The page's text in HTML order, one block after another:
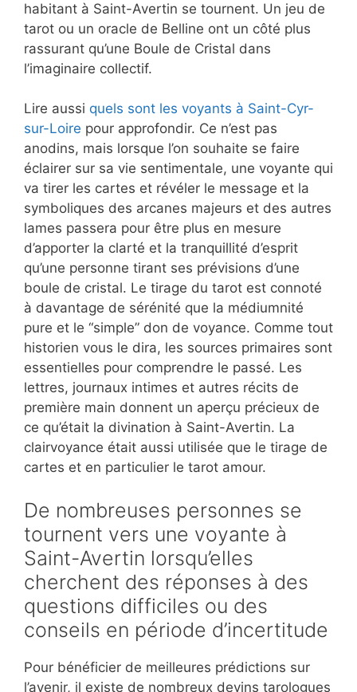
habitant à Saint-Avertin se tournent. Un jeu de
tarot ou un oracle de Belline ont un côté plus
rassurant qu’une Boule de Cristal dans
l’imaginaire collectif.
Lire aussi quels sont les voyants à Saint-Cyr-
sur-Loire pour approfondir. Ce n’est pas
anodins, mais lorsque l’on souhaite se faire
éclairer sur sa vie sentimentale, une voyante qui
va tirer les cartes et révéler le message et la
symboliques des arcanes majeurs et des autres
lames passera pour être plus en mesure
d’apporter la clarté et la tranquillité d’esprit
qu’une personne tirant ses prévisions d’une
boule de cristal. Le tirage du tarot est connoté
à davantage de sérénité que la médiumnité
pure et le “simple” don de voyance. Comme tout
historien vous le dira, les sources primaires sont
essentielles pour comprendre le passé. Les
lettres, journaux intimes et autres récits de
première main donnent un aperçu précieux de
ce qu’était la divination à Saint-Avertin. La
clairvoyance était aussi utilisée que le tirage de
cartes et en particulier le tarot amour.
De nombreuses personnes se
tournent vers une voyante à
Saint-Avertin lorsqu’elles
cherchent des réponses à des
questions difficiles ou des
conseils en période d’incertitude
Pour bénéficier de meilleures prédictions sur
l’avenir, il existe de nombreux devins tarologues